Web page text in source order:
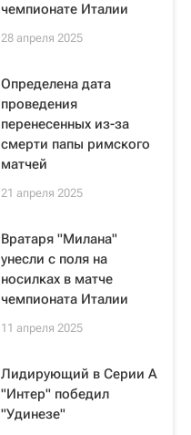
чемпионате Италии
28 апреля 2025
Определена дата
проведения
перенесенных из-за
смерти папы римского
матчей
21 апреля 2025
Вратаря "Милана"
унесли с поля на
носилках в матче
чемпионата Италии
11 апреля 2025
Лидирующий в Серии А
"Интер" победил
"Удинезе"